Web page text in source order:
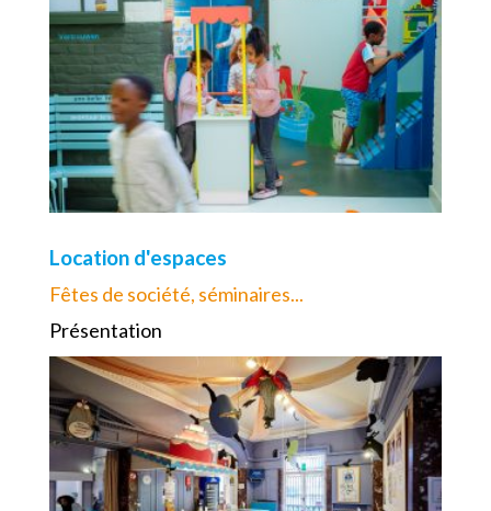
Location d'espaces
Fêtes de société, séminaires...
Présentation